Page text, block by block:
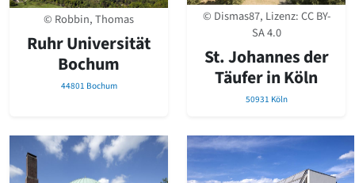
© Robbin, Thomas
Ruhr Universität
Bochum
44801 Bochum
© Dismas87, Lizenz:CC BY-
SA 4.0
St. Johannes der
Täufer in Köln
50931 Köln